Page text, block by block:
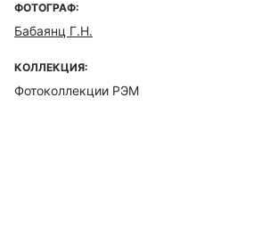
ФОТОГРАФ:
Бабаянц Г.Н.
КОЛЛЕКЦИЯ:
Фотоколлекции РЭМ